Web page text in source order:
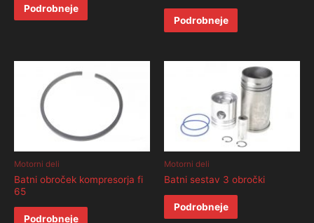
Podrobneje
Podrobneje
Motorni deli
Batni obroček kompresorja fi
65
Podrobneje
Motorni deli
Batni sestav 3 obročki
Podrobneje